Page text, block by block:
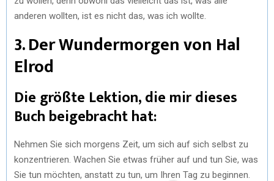
anderen wollten, ist es nicht das, was ich wollte.
3. Der Wundermorgen von Hal
Elrod
Die größte Lektion, die mir dieses
Buch beigebracht hat:
Nehmen Sie sich morgens Zeit, um sich auf sich selbst zu
konzentrieren. Wachen Sie etwas früher auf und tun Sie, was
Sie tun möchten, anstatt zu tun, um Ihren Tag zu beginnen.